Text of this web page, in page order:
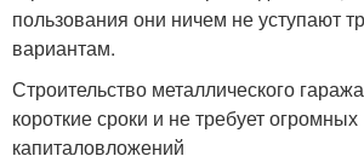
пользования они ничем не уступают
вариантам.
Строительство металлического
короткие сроки и не требует огромных
капиталовложений